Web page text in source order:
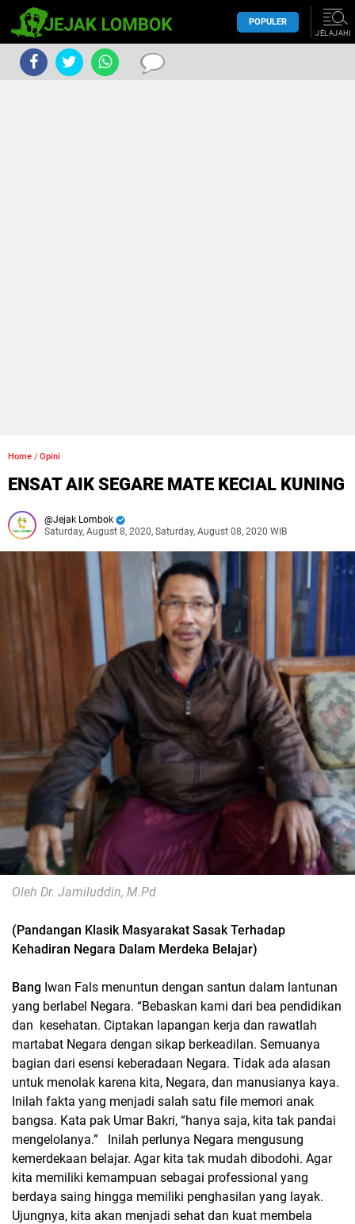
POPULER
JELAJAHI
Home / Opini
ENSAT AIK SEGARE MATE KECIAL KUNING
Jejak Lombok
Saturday, August 8, 2020, Saturday, August 08, 2020 WIB
Oleh Dr. Jamiluddin, M.Pd
(Pandangan Klasik Masyarakat Sasak Terhadap
Kehadiran Negara Dalam Merdeka Belajar)
Bang Iwan Fals menuntun dengan santun dalam lantunan
yang berlabel Negara. “Bebaskan kami dari bea pendidikan
dan kesehatan. Ciptakan lapangan kerja dan rawatlah
martabat Negara dengan sikap berkeadilan. Semuanya
bagian dari esensi keberadaan Negara. Tidak ada alasan
untuk menolak karena kita, Negara, dan manusianya kaya.
Inilah fakta yang menjadi salah satu file memori anak
bangsa. Kata pak Umar Bakri, “hanya saja, kita tak pandai
mengelolanya.” Inilah perlunya Negara mengusung
kemerdekaan belajar. Agar kita tak mudah dibodohi. Agar
kita memiliki kemampuan sebagai professional yang
berdaya saing hingga memiliki penghasilan yang layak.
Ujungnya, kita akan menjadi sehat dan kuat membela